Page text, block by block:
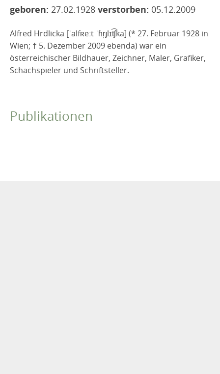
geboren: 27.02.1928 verstorben: 05.12.2009
Alfred Hrdlicka [ˈalfʀeːt ˈɦr̩ɟlɪt͡ʃka] (* 27. Februar 1928 in
Wien; † 5. Dezember 2009 ebenda) war ein
österreichischer Bildhauer, Zeichner, Maler, Grafiker,
Schachspieler und Schriftsteller.
Publikationen